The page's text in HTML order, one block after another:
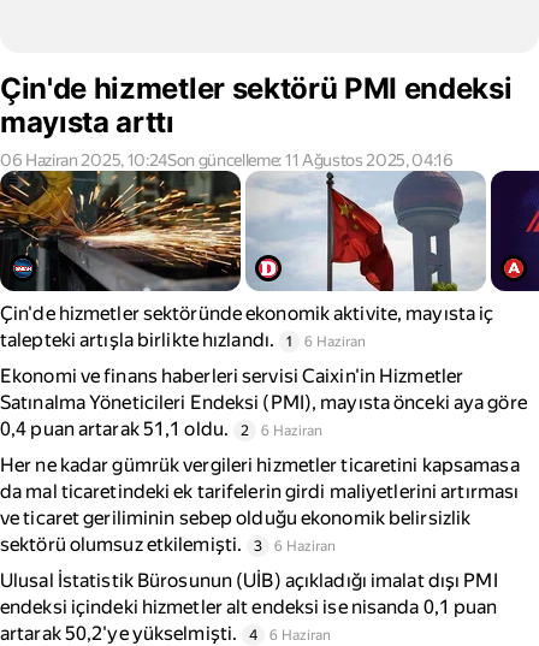
Çin'de hizmetler sektörü PMI endeksi
mayısta arttı
06 Haziran 2025, 10:24Son güncelleme: 11 Ağustos 2025, 04:16
Çin'de hizmetler sektöründe ekonomik aktivite, mayısta iç
talepteki artışla birlikte hızlandı.
1 6 Haziran
Ekonomi ve finans haberleri servisi Caixin'in Hizmetler
Satınalma Yöneticileri Endeksi (PMI), mayısta önceki aya göre
0,4 puan artarak 51,1 oldu.
2 6 Haziran
Her ne kadar gümrük vergileri hizmetler ticaretini kapsamasa
da mal ticaretindeki ek tarifelerin girdi maliyetlerini artırması
ve ticaret geriliminin sebep olduğu ekonomik belirsizlik
sektörü olumsuz etkilemişti.
3 6 Haziran
Ulusal İstatistik Bürosunun (UİB) açıkladığı imalat dışı PMI
endeksi içindeki hizmetler alt endeksi ise nisanda 0,1 puan
artarak 50,2'ye yükselmişti.
4 6 Haziran